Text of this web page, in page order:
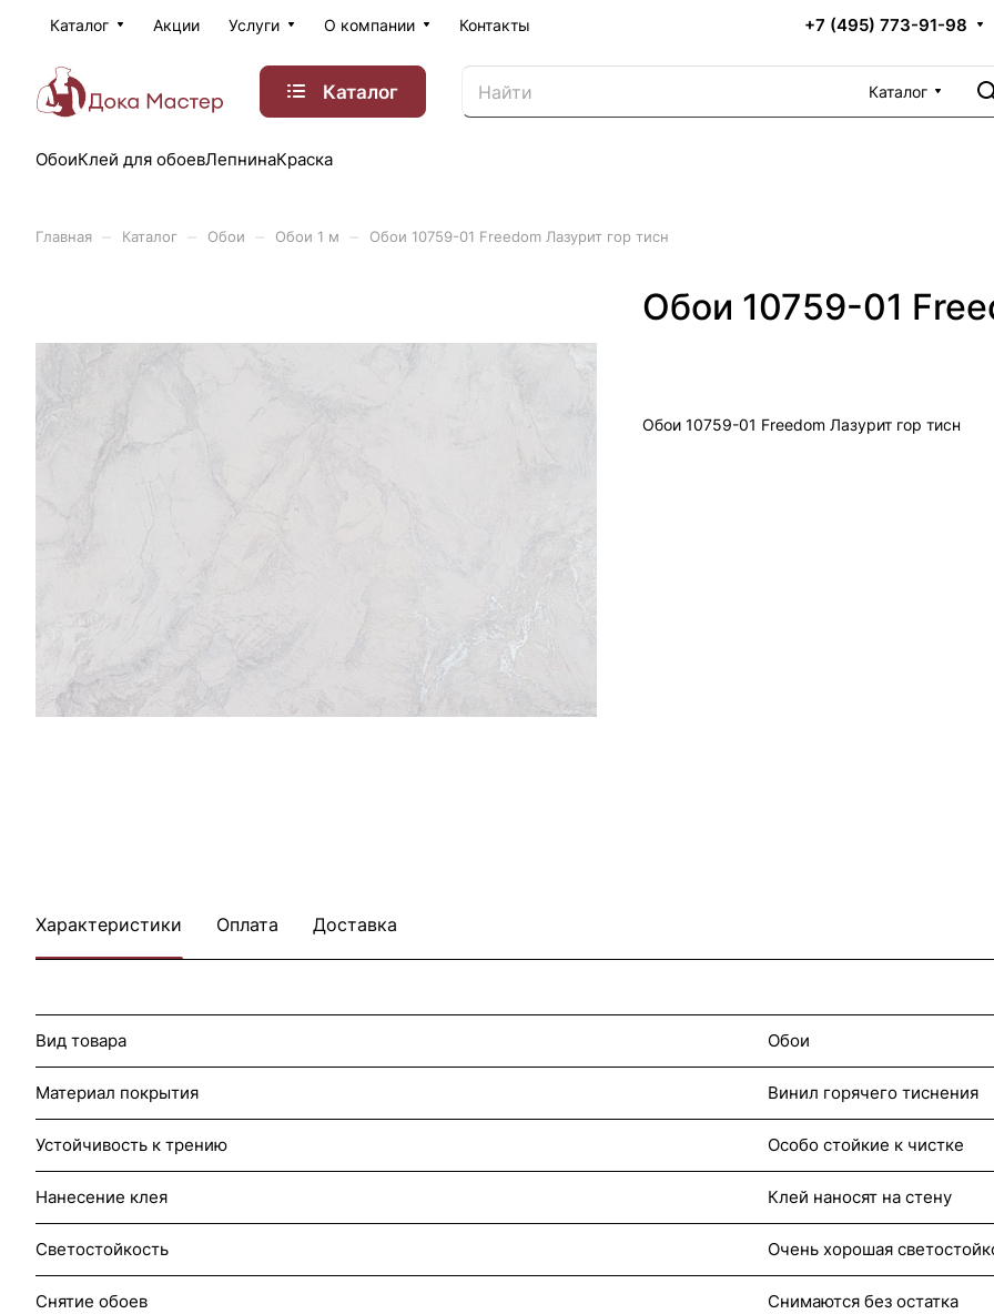
Каталог Акции Услуги О компании Контакты +7 (495) 773-91-98
Каталог Каталог
ОбоиКлей для обоевЛепнинаКраска
Главная Каталог Обои Обои 1 м Обои 10759-01 Freedom Лазурит гор тисн
Обои 10759-01
Обои 10759-01 Freedom Лазурит гор тисн
Характеристики Оплата Доставка
Вид товара Обои
Материал покрытия Винил горячего тиснения
Устойчивость к трению Особо стойкие к чистке
Нанесение клея Клей наносят на стену
Светостойкость Очень хорошая
Снятие обоев Снимаются без остатка